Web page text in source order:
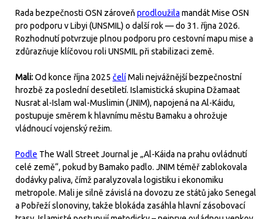
Rada bezpečnosti OSN zároveň prodloužila mandát Mise OSN
pro podporu v Libyi (UNSMIL) o další rok — do 31. října 2026.
Rozhodnutí potvrzuje plnou podporu pro cestovní mapu mise a
zdůrazňuje klíčovou roli UNSMIL při stabilizaci země.
Mali:Od konce října 2025 čelíMali nejvážnější bezpečnostní
hrozbě za poslední desetiletí. Islamistická skupina Džamaat
Nusrat al-Islam wal-Muslimin (JNIM), napojená na Al-Káidu,
postupuje směrem k hlavnímu městu Bamaku a ohrožuje
vládnoucí vojenský režim.
Podle The Wall Street Journal je „Al-Káida na prahu ovládnutí
celé země“, pokud by Bamako padlo. JNIM téměř zablokovala
dodávky paliva, čímž paralyzovala logistiku i ekonomiku
metropole. Mali je silně závislá na dovozu ze států jako Senegal
a Pobřeží slonoviny, takže blokáda zasáhla hlavní zásobovací